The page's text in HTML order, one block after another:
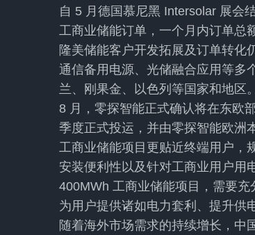
自 5 月德国慕尼黑 Intersolar 展会
工商业储能订单，一个月内订单总
隆美储能客户开发拓展及订单转化
通信备用电源、光储融合应用等多
兰、刚果金、以色列等国家和地区。
8 月，零探智能正式确认将在东欧
季度正式投运，并由零探智能欧洲
工商业储能项目更贴近终端用户，
安装便利性以及针对工商业用户用
400MWh 工商业储能项目，需要充
为用户提供诸如电力套利、提升供
随着海外市场需求的持续增长，中